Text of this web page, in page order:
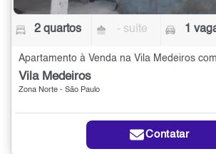
2 quartos - suíte 1
Apartamento à Venda na Vila Medeiros
Vila Medeiros
Zona Norte - São Paulo
Contatar